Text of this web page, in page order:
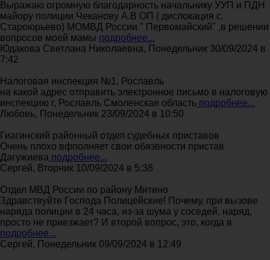
Выражаю огромную благодарность начальнику УУП и ПДН
майору полиции Чеканову А.В ОП ( дислокация с.
Староюрьево) МОМВД России " Первомайский" ,в решении
вопросов моей мамы подробнее...
Юдакова Светлана Николаевна, Понедельник 30/09/2024 в
7:42
Налоговая инспекция №1, Рославль
на какой адрес отправить электронное письмо в налоговую
инспекцию г, Рославль Смоленская область подробнее...
Любовь, Понедельник 23/09/2024 в 10:50
Гиагинский районный отдел судебных приставов
Очень плохо вфполняет свои обязвности пристав
Дагужиева подробнее...
Сергей, Вторник 10/09/2024 в 5:38
Отдел МВД России по району Митино
Здравствуйте Господа Полицейские! Почему, при вызове
наряда полиции в 24 часа, из-за шума у соседей, наряд,
просто не приезжает? И второй вопрос, это, когда в
подробнее...
Сергей, Понедельник 09/09/2024 в 12:49